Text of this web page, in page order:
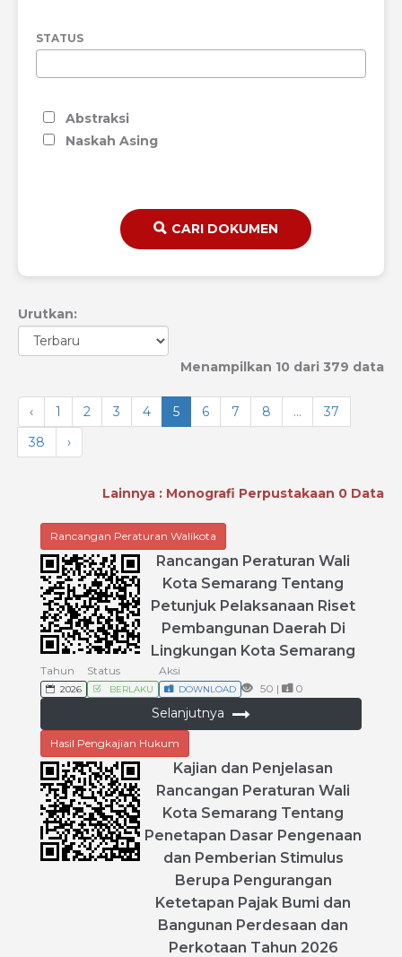
STATUS
Abstraksi
Naskah Asing
CARI DOKUMEN
Urutkan:
Menampilkan 10 dari 379 data
‹ 1 2 3 4 5 6 7 8 ...
37
38
›
Lainnya : Monografi Perpustakaan 0 Data
Rancangan Peraturan Walikota
Rancangan Peraturan Wali
Kota Semarang Tentang
Petunjuk Pelaksanaan Riset
Pembangunan Daerah Di
Lingkungan Kota Semarang
Tahun
2026
Status
BERLAKU
Aksi
DOWNLOAD 50 | 0
Selanjutnya
Hasil Pengkajian Hukum
Kajian dan Penjelasan
Rancangan Peraturan Wali
Kota Semarang Tentang
Penetapan Dasar Pengenaan
dan Pemberian Stimulus
Berupa Pengurangan
Ketetapan Pajak Bumi dan
Bangunan Perdesaan dan
Perkotaan Tahun 2026